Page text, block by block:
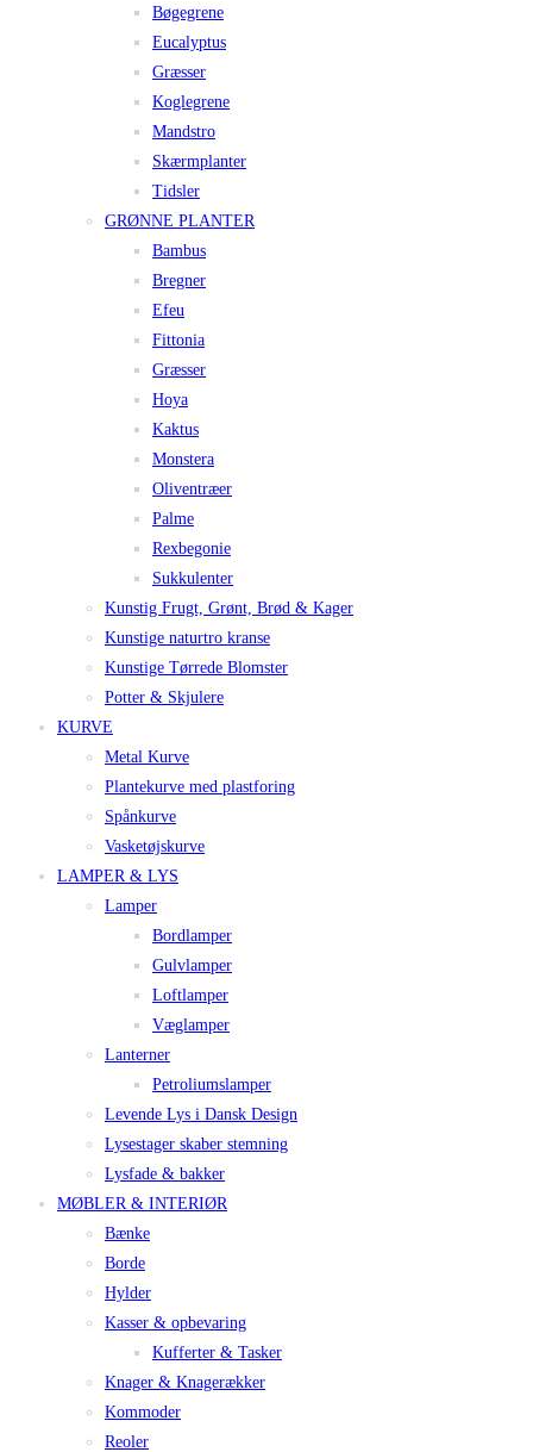
Bøgegrene
Eucalyptus
Græsser
Koglegrene
Mandstro
Skærmplanter
Tidsler
GRØNNE PLANTER
Bambus
Bregner
Efeu
Fittonia
Græsser
Hoya
Kaktus
Monstera
Oliventræer
Palme
Rexbegonie
Sukkulenter
Kunstig Frugt, Grønt, Brød & Kager
Kunstige naturtro kranse
Kunstige Tørrede Blomster
Potter & Skjulere
KURVE
Metal Kurve
Plantekurve med plastforing
Spånkurve
Vasketøjskurve
LAMPER & LYS
Lamper
Bordlamper
Gulvlamper
Loftlamper
Væglamper
Lanterner
Petroliumslamper
Levende Lys i Dansk Design
Lysestager skaber stemning
Lysfade & bakker
MØBLER & INTERIØR
Bænke
Borde
Hylder
Kasser & opbevaring
Kufferter & Tasker
Knager & Knagerækker
Kommoder
Reoler